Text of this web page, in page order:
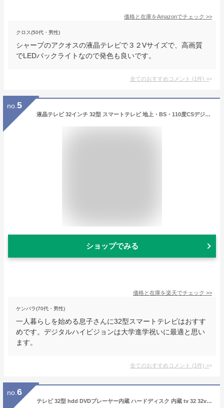
価格と在庫をAmazonでチェック >>
クロス(50代・男性)
シャープのアクオスの液晶テレビで３２Vサイズで、高画質
でLEDバックライトなので発色も良いです。
全てのおすすめコメント (1件) >
no. 5
液晶テレビ 32インチ 32型 スマートテレビ 地上・BS・110度CSデジタル ハイビジョン YouTube ネットフリックス Wi-Fi内蔵 Googleアシスト対応 クロームキャスト機能内蔵 一人暮らし 買い替え 32S518K TCL
ショップでみる
価格と在庫を楽天でチェック >>
ケンバラ(70代・男性)
一人暮らしを始める息子さんに32型スマートテレビはおすす
めです。デジタルハイビジョンは大学進学祝いに最適と思い
ます。
全てのおすすめコメント (1件) >
no. 6
テレビ 32型 hdd DVDプレーヤー内蔵 ハードディスク 内蔵 tv 32 32v 32インチ 壁掛け 金具 録画機能付き 録画機能 小型 ハードディスク内蔵 dvd hdd内蔵 dvdプレーヤー 500GB 本体 HDMI 録画 USB HDD録画対応 送料無料